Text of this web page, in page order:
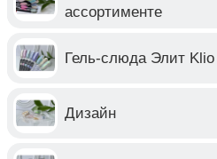
ассортименте
Гель-слюда Элит
Дизайн